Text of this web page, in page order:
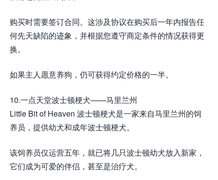
购买时需要签订合同。这涉及协议在购买后一年内报告任
何先天缺陷的迹象，并根据您遵守商定条件的情况获得更
换。
如果主人愿意养狗，仍可获得约定价格的一半。
10.一点天堂波士顿梗犬——马里兰州
Little Bit of Heaven 波士顿梗犬是一家来自马里兰州的饲
养员，提供幼犬和成年波士顿梗犬。
该饲养员仅运营五年，就已将几只波士顿幼犬放入新家，
它们成为可爱的伴侣，甚至是治疗犬。